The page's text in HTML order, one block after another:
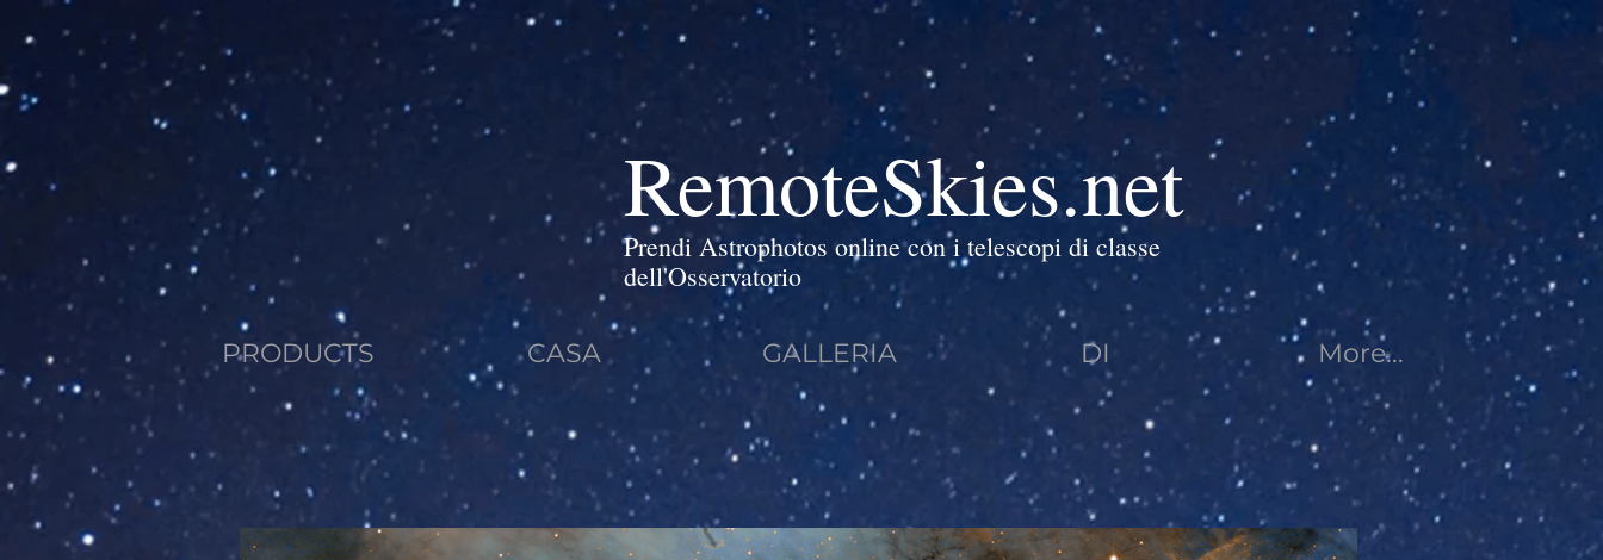
RemoteSkies.net
Prendi Astrophotos online con i telescopi di classe
dell'Osservatorio
PRODUCTS CASA GALLERIA DI More...